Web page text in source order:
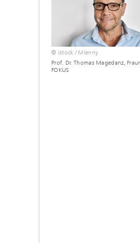
© istock / Mlenny
Prof. Dr. Thomas Magedanz,
FOKUS